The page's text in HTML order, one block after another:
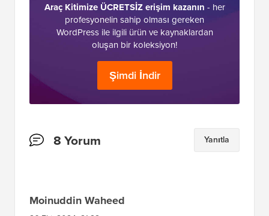
Araç Kitimize ÜCRETSİZ erişim kazanın - her
profesyonelin sahip olması gereken
WordPress ile ilgili ürün ve kaynaklardan
oluşan bir koleksiyon!
Şimdi İndir
Okuyucu
8 Yorum Yanıtla
Moinuddin Waheed